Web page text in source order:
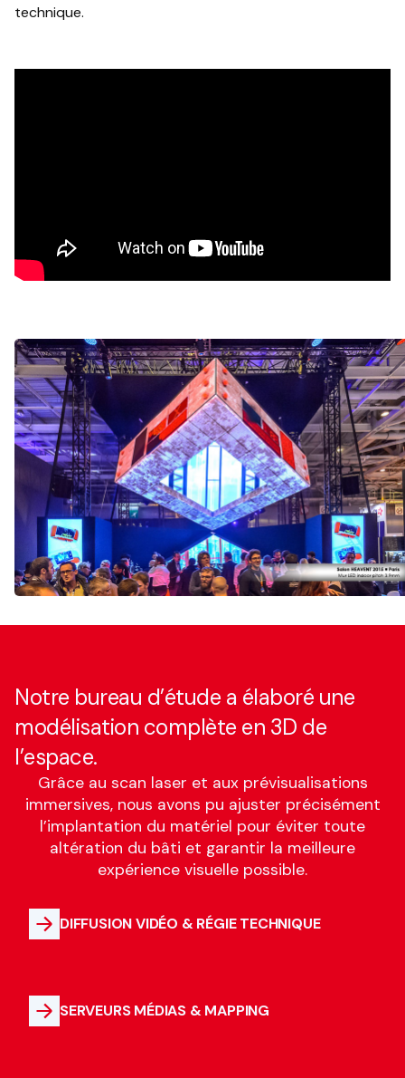
technique.
Notre bureau d’étude a élaboré une
modélisation complète en 3D de
l’espace.
Grâce au scan laser et aux prévisualisations
immersives, nous avons pu ajuster précisément
l’implantation du matériel pour éviter toute
altération du bâti et garantir la meilleure
expérience visuelle possible.
DIFFUSION VIDÉO & RÉGIE TECHNIQUE
SERVEURS MÉDIAS & MAPPING